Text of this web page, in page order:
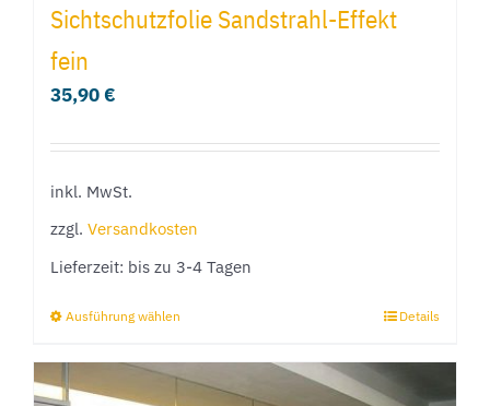
Sichtschutzfolie Sandstrahl-Effekt
fein
35,90€
inkl. MwSt.
zzgl. Versandkosten
Lieferzeit: bis zu 3-4 Tagen
Ausführung wählen
weist
Details